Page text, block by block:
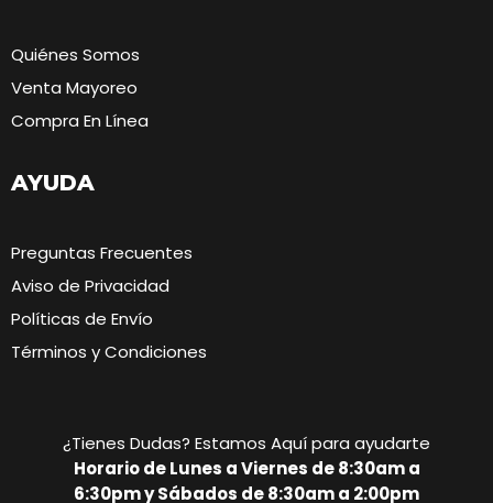
Quiénes Somos
Venta Mayoreo
Compra En Línea
AYUDA
Preguntas Frecuentes
Aviso de Privacidad
Políticas de Envío
Términos y Condiciones
¿Tienes Dudas? Estamos Aquí para ayudarte
Horario de Lunes a Viernes de 8:30am a
6:30pm y Sábados de 8:30am a 2:00pm